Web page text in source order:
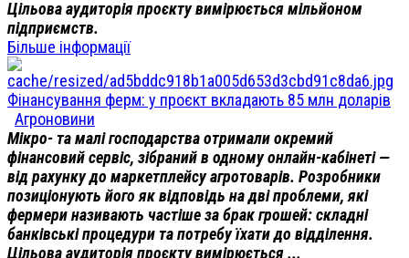
Цільова аудиторія проєкту вимірюється мільйоном
підприємств.
Більше інформації
Фінансування ферм: у проєкт вкладають 85 млн доларів
Агроновини
Мікро- та малі господарства отримали окремий
фінансовий сервіс, зібраний в одному онлайн-кабінеті —
від рахунку до маркетплейсу агротоварів. Розробники
позиціонують його як відповідь на дві проблеми, які
фермери називають частіше за брак грошей: складні
банківські процедури та потребу їхати до відділення.
Цільова аудиторія проєкту вимірюється ...